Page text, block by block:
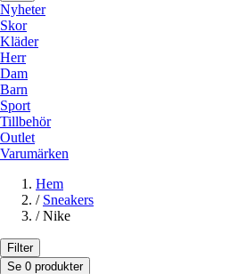
Nyheter
Skor
Kläder
Herr
Dam
Barn
Sport
Tillbehör
Outlet
Varumärken
Hem
/ Sneakers
/ Nike
Filter
Se 0 produkter